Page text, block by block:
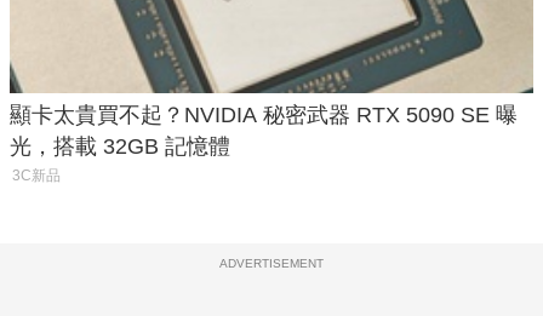
顯卡太貴買不起？NVIDIA 秘密武器 RTX 5090 SE 曝
光，搭載 32GB 記憶體
3C新品
ADVERTISEMENT